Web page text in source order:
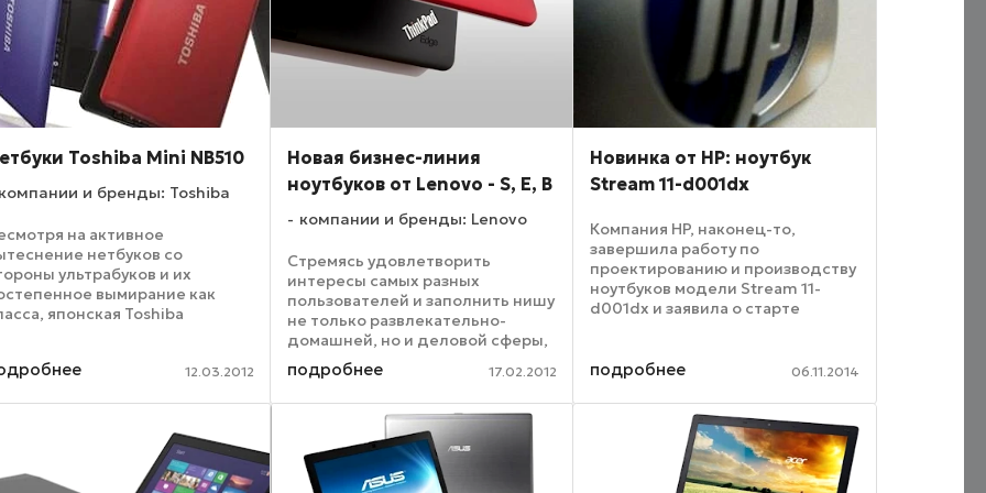
Toshiba Mini NB510
и бренды: Toshiba
на активное
нетбуков со
ультрабуков и их
вымирание как
японская Toshiba
Mini NB510 – нетбук
12.03.2012
Новая бизнес-линия
ноутбуков от Lenovo - S, E, B
компании и бренды: Lenovo
Стремясь удовлетворить
интересы самых разных
пользователей и заполнить нишу
не только развлекательно-
домашней, но и деловой сферы,
компания Lenovo представила
сразу три бизнес-новинки
премиум-класса. Ноутбуки
принадлежат к сериям S
(премиум-класс), ...
подробнее 17.02.2012
Новинка от HP: ноутбук
Stream 11-d001dx
Компания HP, наконец-то,
завершила работу по
проектированию и производству
ноутбуков модели Stream 11-
d001dx и заявила о старте
Основными характеристиками
вес, использование ...
подробнее 06.11.2014